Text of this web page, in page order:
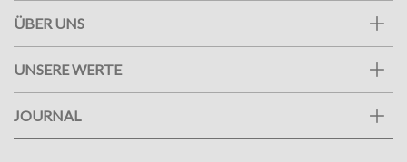
ÜBER UNS
UNSERE WERTE
JOURNAL